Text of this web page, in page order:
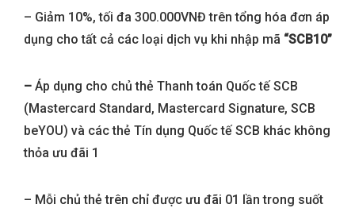
– Giảm 10%, tối đa 300.000VNĐ trên tổng hóa đơn áp
dụng cho tất cả các loại dịch vụ khi nhập mã “SCB10”
– Áp dụng cho chủ thẻ Thanh toán Quốc tế SCB
(Mastercard Standard, Mastercard Signature, SCB
beYOU) và các thẻ Tín dụng Quốc tế SCB khác không
thỏa ưu đãi 1
– Mỗi chủ thẻ trên chỉ được ưu đãi 01 lần trong suốt